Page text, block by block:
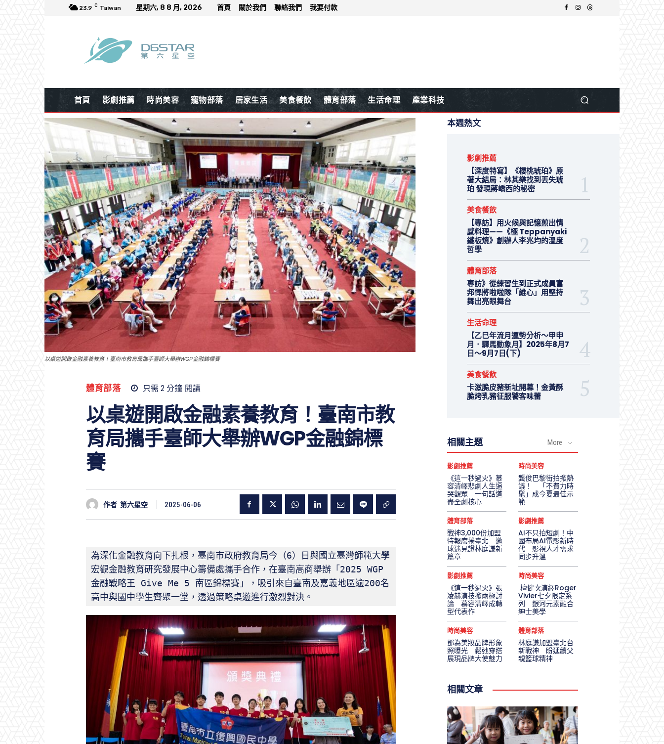
23.9 C Taiwan 星期六, 8 8 月, 2026 首頁 關於我們 聯絡我們 我要付款
首頁 影劇推薦 時尚美容 寵物部落 居家生活 美食餐飲 體育部落 生活命理 產業科技
以桌遊開啟金融素養教育！臺南市教育局攜手臺師大舉辦WGP金融錦標賽
體育部落 只需 2 分鐘 閱讀
以桌遊開啟金融素養教育！臺南市教
育局攜手臺師大舉辦WGP金融錦標
賽
作者 第六星空 2025-06-06
為深化金融教育向下扎根，臺南市政府教育局今（6）日與國立臺灣師範大學
宏觀金融教育研究發展中心籌備處攜手合作，在臺南高商舉辦「2025 WGP
金融戰略王 Give Me 5 南區錦標賽」，吸引來自臺南及嘉義地區逾200名
高中與國中學生齊聚一堂，透過策略桌遊進行激烈對決。
本週熱文
影劇推薦
【深度特寫】《櫻桃琥珀》原
著大結局：林其樂找到丟失琥
珀 發現蔣嶠西的秘密
美食餐飲
【專訪】用火候與記憶煎出情
感料理——《極 Teppanyaki
鐵板燒》創辦人李兆均的溫度
哲學
體育部落
專訪》從練習生到正式成員富
邦悍將啦啦隊「維心」用堅持
舞出亮眼舞台
生活命理
【乙巳年流月運勢分析～甲申
月．驛馬動象月】2025年8月7
日～9月7日(下)
美食餐飲
卡滋脆皮豬新址開幕！金黃酥
脆烤乳豬征服饕客味蕾
相關主題 More
影劇推薦
《這一秒過火》慕
容清嶧悲劇人生逼
哭觀眾 一句話道
盡全劇核心
時尚美容
龔俊巴黎街拍掀熱
議！ 「不費力時
髦」成今夏最佳示
範
體育部落
戰神3,000份加盟
特報席捲臺北 邀
球迷見證林庭謙新
篇章
影劇推薦
AI不只拍短劇！中
國布局AI電影新時
代 影視人才需求
同步升溫
影劇推薦
《這一秒過火》張
凌赫演技掀兩極討
論 慕容清嶧成轉
型代表作
時尚美容
檀健次演繹Roger
Vivier七夕限定系
列 銀河元素融合
紳士美學
時尚美容
鄧為美妝品牌形象
照曝光 鬆弛穿搭
展現品牌大使魅力
體育部落
林庭謙加盟臺北台
新戰神 盼延續父
親籃球精神
相關文章